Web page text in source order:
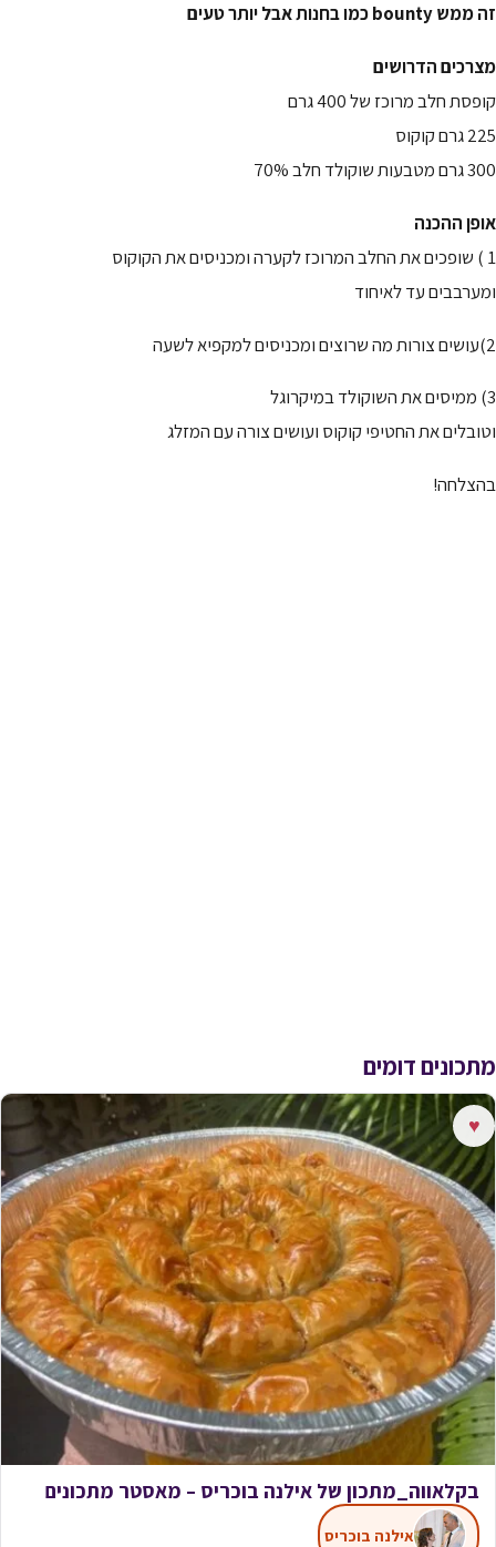
זה ממש bounty כמו בחנות אבל יותר טעים
מצרכים הדרושים
קופסת חלב מרוכז של 400 גרם
225 גרם קוקוס
300 גרם מטבעות שוקולד חלב 70%
אופן ההכנה
1 ) שופכים את החלב המרוכז לקערה ומכניסים את הקוקוס
ומערבבים עד לאיחוד
2)עושים צורות מה שרוצים ומכניסים למקפיא לשעה
3) ממיסים את השוקולד במיקרוגל
וטובלים את החטיפי קוקוס ועושים צורה עם המזלג
בהצלחה!
מתכונים דומים
♥
בקלאווה_מתכון של אילנה בוכריס – מאסטר מתכונים
אילנה בוכריס